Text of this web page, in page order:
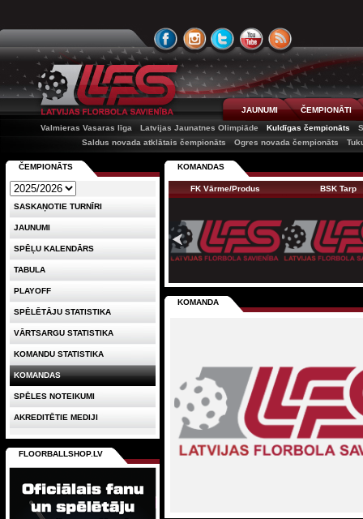
JAUNUMI
ČEMPIONĀTI
Valmieras Vasaras līga
Latvijas Jaunatnes Olimpiāde Kuldīgas čempionāts
Saldus novada atklātais čempionāts
Ogres novada čempionāts
KOMANDAS
FK Vārme/Produs BSK Tarp
KOMANDA
ČEMPIONĀTS
SASKAŅOTIE TURNĪRI
JAUNUMI
SPĒĻU KALENDĀRS
TABULA
PLAYOFF
SPĒLĒTĀJU STATISTIKA
VĀRTSARGU STATISTIKA
KOMANDU STATISTIKA
KOMANDAS
SPĒLES NOTEIKUMI
AKREDITĒTIE MEDIJI
FLOORBALLSHOP.LV